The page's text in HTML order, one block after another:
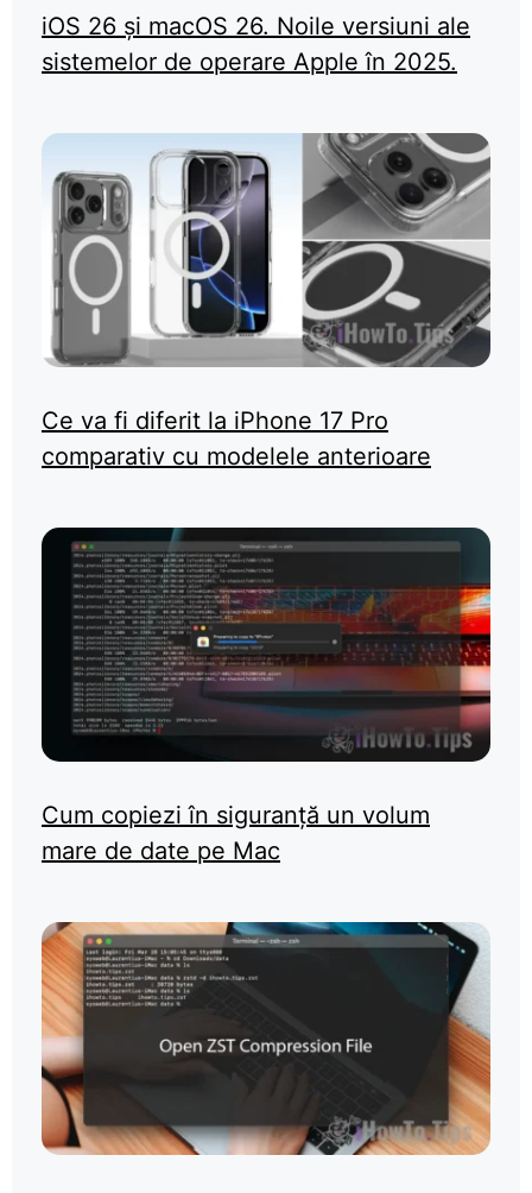
iOS 26 și macOS 26. Noile versiuni ale
sistemelor de operare Apple în 2025.
Ce va fi diferit la iPhone 17 Pro
comparativ cu modelele anterioare
Cum copiezi în siguranță un volum
mare de date pe Mac